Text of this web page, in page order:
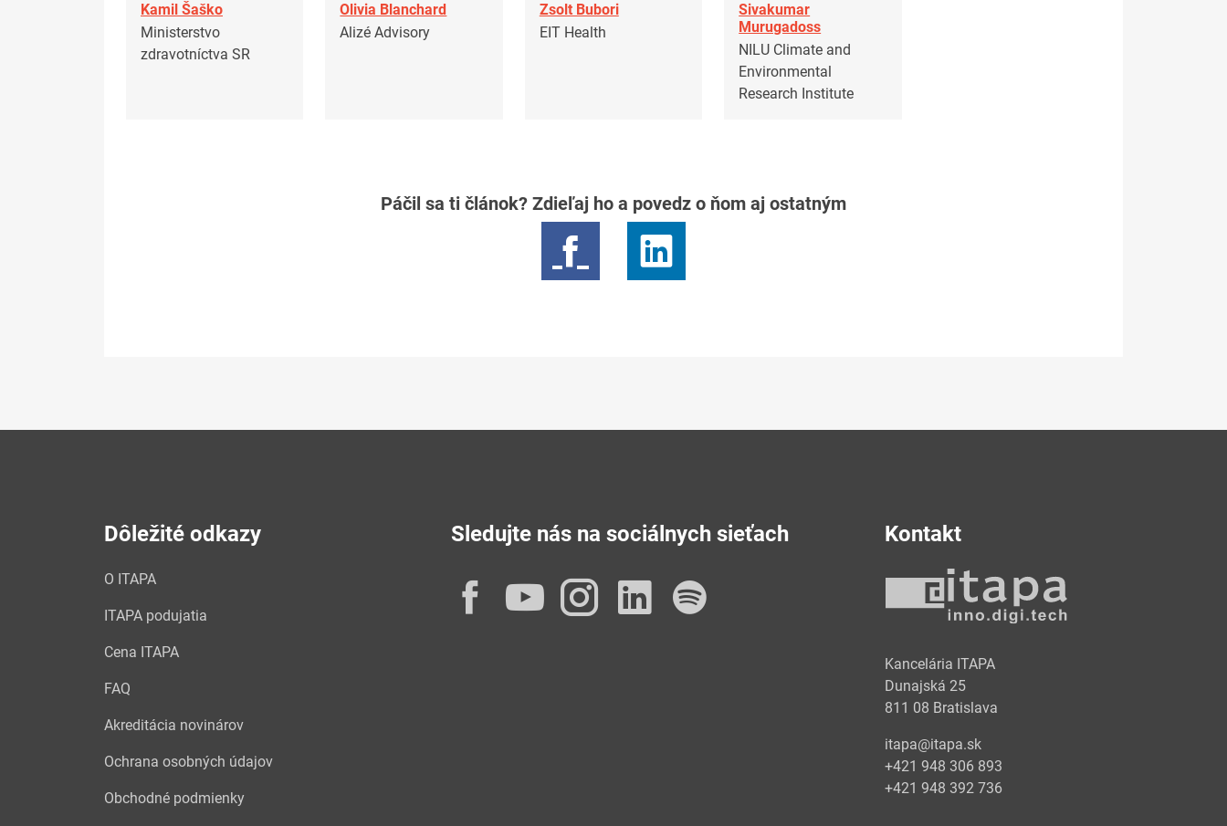
Kamil Šaško
Ministerstvo
zdravotníctva SR
Olivia Blanchard
Alizé Advisory
Zsolt Bubori
EIT Health
Sivakumar
Murugadoss
NILU Climate and
Environmental
Research Institute
Páčil sa ti článok? Zdieľaj ho a povedz o ňom aj ostatným
Dôležité odkazy
O ITAPA
ITAPA podujatia
Cena ITAPA
FAQ
Akreditácia novinárov
Ochrana osobných údajov
Obchodné podmienky
Sledujte nás na sociálnych sieťach
Facebook
YouTube
Instagram
LinkedIn
Kontakt
Kancelária ITAPA
Dunajská 25
811 08 Bratislava
itapa@itapa.sk
+421 948 306 893
+421 948 392 736